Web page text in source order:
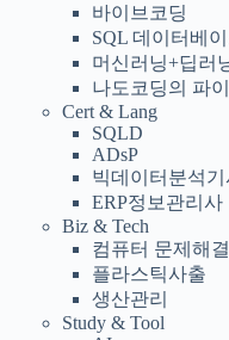
바이브코딩
SQL 데이터베
머신러닝+딥러
나도코딩의 파
Cert & Lang
SQLD
ADsP
빅데이터분석기
ERP정보관리사
Biz & Tech
컴퓨터 문제해결
플라스틱사출
생산관리
Study & Tool